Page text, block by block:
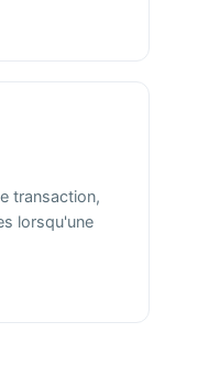
transaction,
lorsqu'une